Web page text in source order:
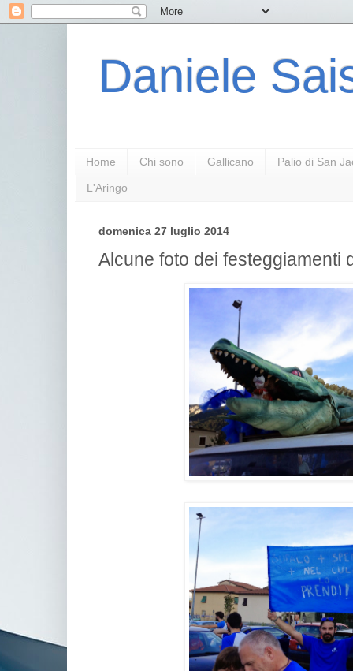
Daniele
Home Chi sono Gallicano Palio di San
L'Aringo
domenica 27 luglio 2014
Alcune foto dei festeggiamenti